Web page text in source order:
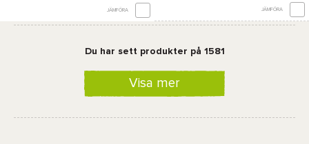
JÄMFÖRA JÄMFÖRA
Du har sett produkter på 1581
Visa mer